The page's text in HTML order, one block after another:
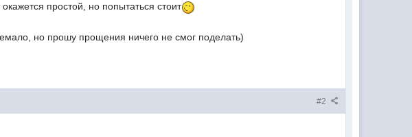
простой, но попытаться стоит
но прошу прощения ничего не смог поделать)
#2